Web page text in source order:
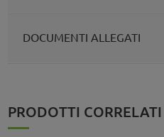
DOCUMENTI ALLEGATI
PRODOTTI CORRELATI